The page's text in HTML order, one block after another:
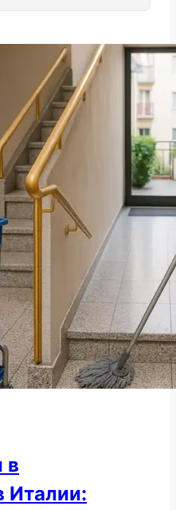
в
Италии: